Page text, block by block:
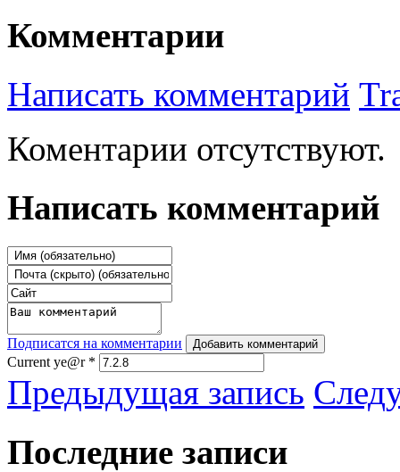
Комментарии
Написать комментарий
Коментарии отсутствуют.
Написать комментарий
Подписатся на комментарии Добавить комментарий
Current ye@r *
Предыдущая запись
Последние записи